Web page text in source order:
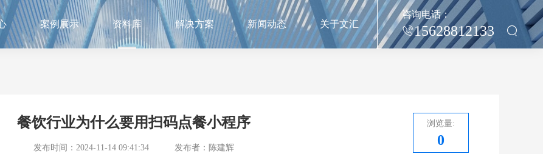
案例展示 资料库 解决方案 新闻动态 关于文汇
咨询电话：
15628812133
餐饮行业为什么要用扫码点餐小程序
发布时间：2024-11-14 09:41:34 发布者：陈建辉
浏览量:
0